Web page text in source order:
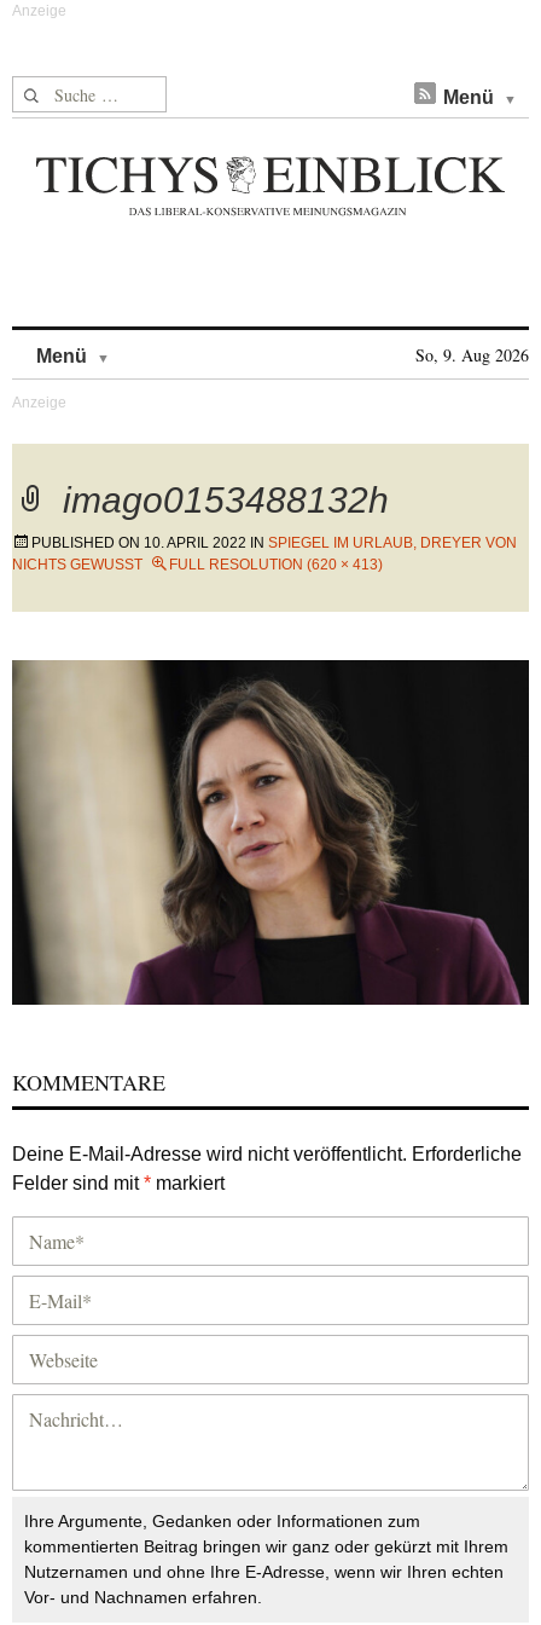
Suche nach: Menü
Menü So, 9. Aug 2026
imago0153488132h
PUBLISHED ON 10. APRIL 2022 IN SPIEGEL IM URLAUB, DREYER VON
NICHTS GEWUSST
FULL RESOLUTION (620 × 413)
KOMMENTARE
Deine E-Mail-Adresse wird nicht veröffentlicht. Erforderliche
Felder sind mit* markiert
Ihre Argumente, Gedanken oder Informationen zum
kommentierten Beitrag bringen wir ganz oder gekürzt mit Ihrem
Nutzernamen und ohne Ihre E-Adresse, wenn wir Ihren echten
Vor- und Nachnamen erfahren.